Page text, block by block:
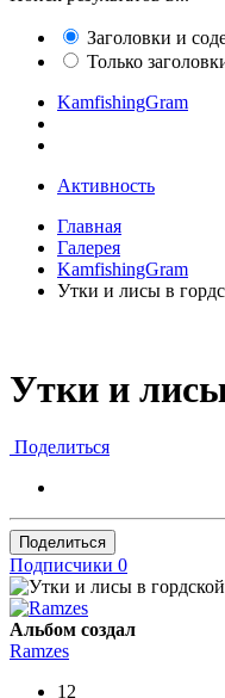
Заголовки и
Только
KamfishingGram
Активность
Главная
Галерея
KamfishingGram
Утки и лисы в
Утки и
Поделиться
Поделиться
Подписчики 0
Альбом создал
Ramzes
12